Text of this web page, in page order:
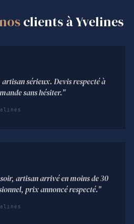
nosclients à Yvelines
sérieux. Devis respecté à
sans hésiter."
artisan arrivé en moins de 30
prix annoncé respecté."